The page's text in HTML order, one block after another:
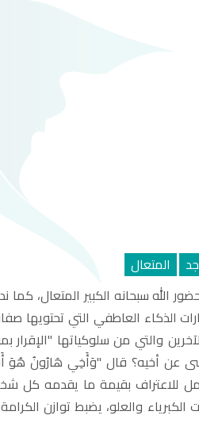
المتعال
سبحانه الكبير المتعال، كما
الذكاء العاطفي التي تحتويها
والتي من سلوكياتها
عن أخيه؟ قال "وَأَخِي هَارُونُ
للاعتراف بقيمة ما يقدمه كل
الكبرياء والعلو، يضبط توازن